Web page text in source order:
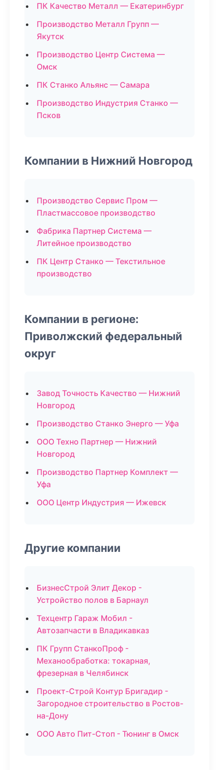
ПК Качество Металл — Екатеринбург
Производство Металл Групп —
Якутск
Производство Центр Система —
Омск
ПК Станко Альянс — Самара
Производство Индустрия Станко —
Псков
Компании в Нижний Новгород
Производство Сервис Пром —
Пластмассовое производство
Фабрика Партнер Система —
Литейное производство
ПК Центр Станко — Текстильное
производство
Компании в регионе:
Приволжский федеральный
округ
Завод Точность Качество — Нижний
Новгород
Производство Станко Энерго — Уфа
ООО Техно Партнер — Нижний
Новгород
Производство Партнер Комплект —
Уфа
ООО Центр Индустрия — Ижевск
Другие компании
БизнесСтрой Элит Декор -
Устройство полов в Барнаул
Техцентр Гараж Мобил -
Автозапчасти в Владикавказ
ПК Групп СтанкоПроф -
Механообработка: токарная,
фрезерная в Челябинск
Проект-Строй Контур Бригадир -
Загородное строительство в Ростов-
на-Дону
ООО Авто Пит-Стоп - Тюнинг в Омск